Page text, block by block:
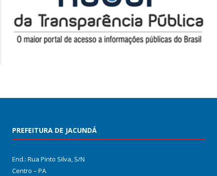
PREFEITURA DE JACUNDÁ
End.: Rua Pinto Silva, S/N
Centro – PA